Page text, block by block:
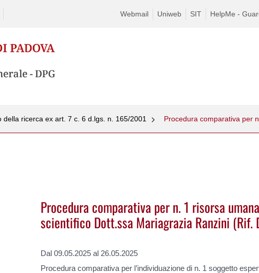
Webmail Uniweb SIT HelpMe -
della ricerca ex art. 7 c. 6 d.lgs. n. 165/2001
Procedura comparativa per n. 1 risorsa
scientifico Dott.ssa Mariagrazia Ranzini (Rif.
Dal 09.05.2025 al 26.05.2025
Procedura comparativa per l’individuazione di n. 1 soggetto